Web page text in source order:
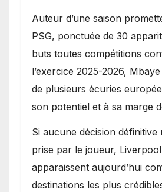
Auteur d’une saison
PSG, ponctuée de 30
buts toutes compétitions
l’exercice 2025-2026,
de plusieurs écuries
son potentiel et à sa marge
Si aucune décision définitive
prise par le joueur,
apparaissent aujourd’hui
destinations les plus